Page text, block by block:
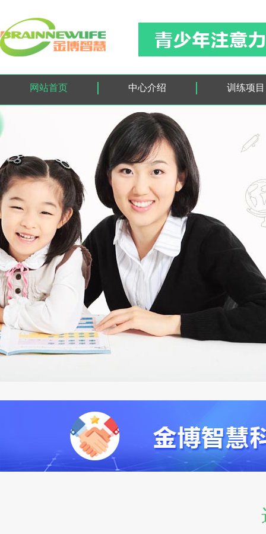
网站首页 中心介绍 训练项目